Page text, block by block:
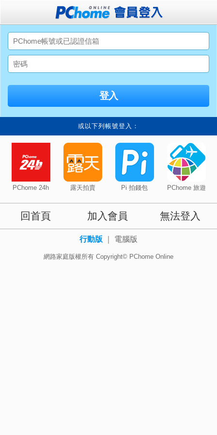
或以下列帳號登入：
PChome 24h 露天拍賣 Pi 拍錢包 PChome 旅遊
回首頁 加入會員 無法登入
行動版 電腦版
網路家庭版權所有 Copyright© PChome Online